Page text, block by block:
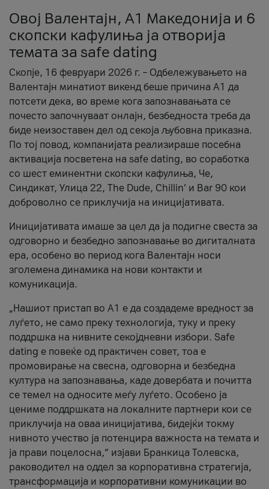
Овој Валентајн, A1 Македонија и 6
скопски кафулиња ја отворија
темата за safe dating
Скопје, 16 февруари 2026 г. – Одбележувањето на
Валентајн минатиот викенд беше причина А1 да
потсети дека, во време кога запознавањата се
почесто започнуваат онлајн, безбедноста треба да
биде неизоставен дел од секоја љубовна приказна.
По тој повод, компанијата реализираше посебна
активација посветена на safe dating, во соработка
со шест еминентни скопски кафулиња, Че,
Синдикат, Улица 22, The Dude, Chillin’ и Bar 90 кои
доброволно се приклучија на иницијативата.
Иницијативата имаше за цел да ја подигне свеста за
одговорно и безбедно запознавање во дигиталната
ера, особено во период кога Валентајн носи
зголемена динамика на нови контакти и
комуникација.
„Нашиот пристап во А1 е да создадеме вредност за
луѓето, не само преку технологија, туку и преку
поддршка на нивните секојдневни избори. Safe
dating е повеќе од практичен совет, тоа е
промовирање на свесна, одговорна и безбедна
култура на запознавања, каде довербата и почитта
се темел на односите меѓу луѓето. Особено ја
цениме поддршката на локалните партнери кои се
приклучија на оваа иницијатива, бидејќи токму
нивното учество ја потенцира важноста на темата и
ја прави поцелосна,“ изјави Бранкица Толевска,
раководител на оддел за корпоративна стратегија,
трансформација и корпоративни комуникации во